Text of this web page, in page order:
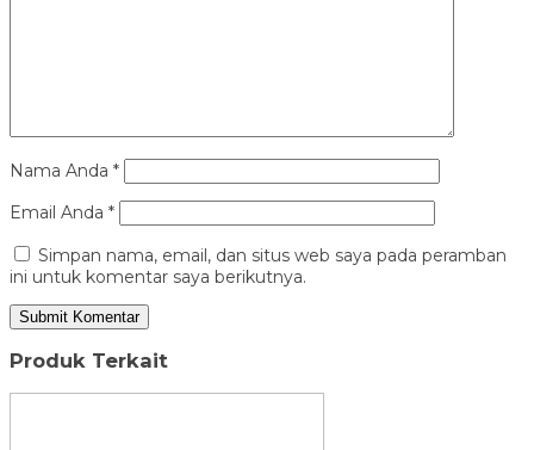
Nama Anda *
Email Anda *
Simpan nama, email, dan situs web saya pada peramban
ini untuk komentar saya berikutnya.
Produk Terkait